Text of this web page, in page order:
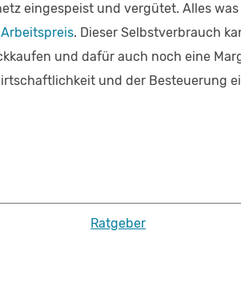
eingespeist und vergütet. Alles
Arbeitspreis. Dieser Selbstverbrauch
und dafür auch noch eine
und der Besteuerung
Ratgeber